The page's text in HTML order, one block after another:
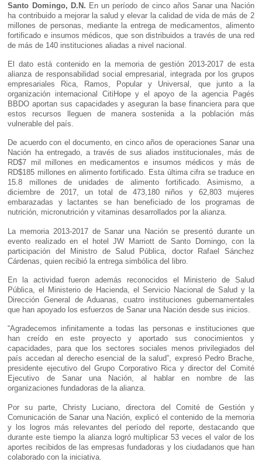
Santo Domingo, D.N. En un período de cinco años Sanar una Nación
ha contribuido a mejorar la salud y elevar la calidad de vida de más de 2
millones de personas, mediante la entrega de medicamentos, alimento
fortificado e insumos médicos, que son distribuidos a través de una red
de más de 140 instituciones aliadas a nivel nacional.
El dato está contenido en la memoria de gestión 2013-2017 de esta
alianza de responsabilidad social empresarial, integrada por los grupos
empresariales Rica, Ramos, Popular y Universal, que junto a la
organización internacional CitiHope y el apoyo de la agencia Pagés
BBDO aportan sus capacidades y aseguran la base financiera para que
estos recursos lleguen de manera sostenida a la población más
vulnerable del país.
De acuerdo con el documento, en cinco años de operaciones Sanar una
Nación ha entregado, a través de sus aliados institucionales, más de
RD$7 mil millones en medicamentos e insumos médicos y más de
RD$185 millones en alimento fortificado. Esta última cifra se traduce en
15.8 millones de unidades de alimento fortificado. Asimismo, a
diciembre de 2017, un total de 473,180 niños y 62,803 mujeres
embarazadas y lactantes se han beneficiado de los programas de
nutrición, micronutrición y vitaminas desarrollados por la alianza.
La memoria 2013-2017 de Sanar una Nación se presentó durante un
evento realizado en el hotel JW Marriott de Santo Domingo, con la
participación del Ministro de Salud Pública, doctor Rafael Sánchez
Cárdenas, quien recibió la entrega simbólica del libro.
En la actividad fueron además reconocidos el Ministerio de Salud
Pública, el Ministerio de Hacienda, el Servicio Nacional de Salud y la
Dirección General de Aduanas, cuatro instituciones gubernamentales
que han apoyado los esfuerzos de Sanar una Nación desde sus inicios.
“Agradecemos infinitamente a todas las personas e instituciones que
han creído en este proyecto y aportado sus conocimientos y
capacidades, para que los sectores sociales menos privilegiados del
país accedan al derecho esencial de la salud”, expresó Pedro Brache,
presidente ejecutivo del Grupo Corporativo Rica y director del Comité
Ejecutivo de Sanar una Nación, al hablar en nombre de las
organizaciones fundadoras de la alianza.
Por su parte, Christy Luciano, directora del Comité de Gestión y
Comunicación de Sanar una Nación, explicó el contenido de la memoria
y los logros más relevantes del período del reporte, destacando que
durante este tiempo la alianza logró multiplicar 53 veces el valor de los
aportes recibidos de las empresas fundadoras y los ciudadanos que han
colaborado con la iniciativa.